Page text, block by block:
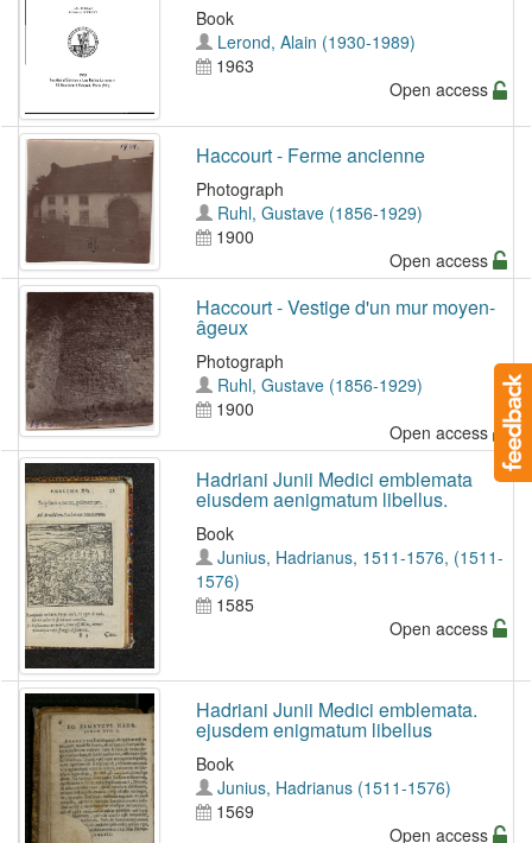
Book
Lerond, Alain (1930-1989)
1963
Open access
Haccourt - Ferme ancienne
Photograph
Ruhl, Gustave (1856-1929)
1900
Open access
Haccourt - Vestige d'un mur moyen-
âgeux
Photograph
Ruhl, Gustave (1856-1929)
1900
Open access
Hadriani Junii Medici emblemata
eiusdem aenigmatum libellus.
Book
Junius, Hadrianus, 1511-1576, (1511-
1576)
1585
Open access
Hadriani Junii Medici emblemata.
ejusdem enigmatum libellus
Book
Junius, Hadrianus (1511-1576)
1569
Open access